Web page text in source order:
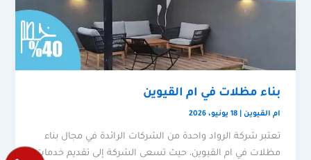
بناء مظلات في ام القيوين
ام القيوين |18 يونيو، 2026
تعتبر شركة الرواد واحدة من الشركات الرائدة في مجال بناء
مظلات في ام القيوين، حيث تسعى الشركة إلى تقديم خدمات